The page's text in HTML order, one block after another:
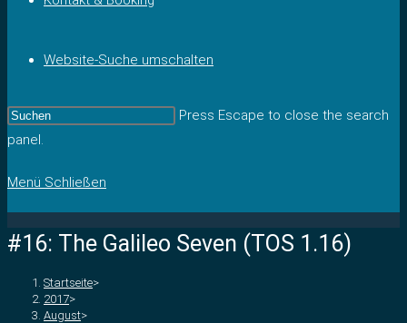
Website-Suche umschalten
Press Escape to close the search
panel.
Menü Schließen
#16: The Galileo Seven (TOS 1.16)
Startseite>
2017>
August>